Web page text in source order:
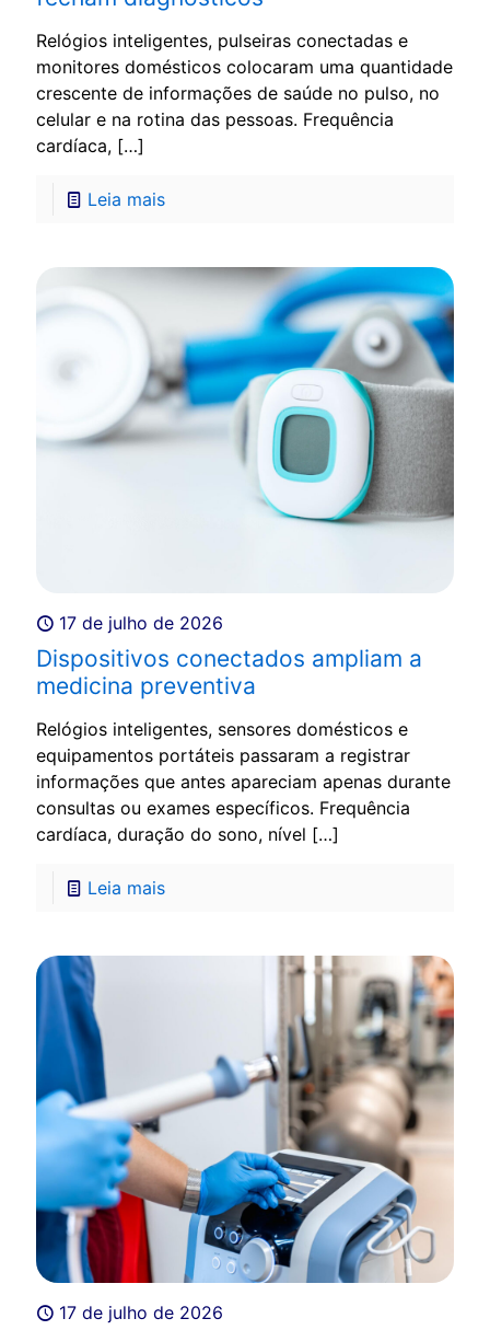
Relógios inteligentes, pulseiras conectadas e
monitores domésticos colocaram uma quantidade
crescente de informações de saúde no pulso, no
celular e na rotina das pessoas. Frequência
cardíaca, […]
Leia mais
17 de julho de 2026
Dispositivos conectados ampliam a
medicina preventiva
Relógios inteligentes, sensores domésticos e
equipamentos portáteis passaram a registrar
informações que antes apareciam apenas durante
consultas ou exames específicos. Frequência
cardíaca, duração do sono, nível […]
Leia mais
17 de julho de 2026